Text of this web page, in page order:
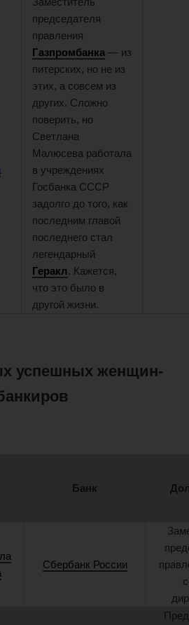
председателя
правления
Газпромбанка — из
питерских, но не из
этих, а совсем из
других. Сложно
поверить, но
Светлана
Малюсева работала
в учреждениях
Госбанка СССР
задолго до того, как
последним главой
последнего стал
легендарный
Геракл. Кажется,
что это было в
другой жизни.
успешных женщин-
Банк
Сбербанк России